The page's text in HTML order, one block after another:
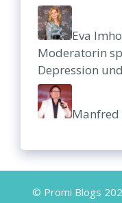
Eva
Moderatorin
Depression
Manfred
© Promi Blogs